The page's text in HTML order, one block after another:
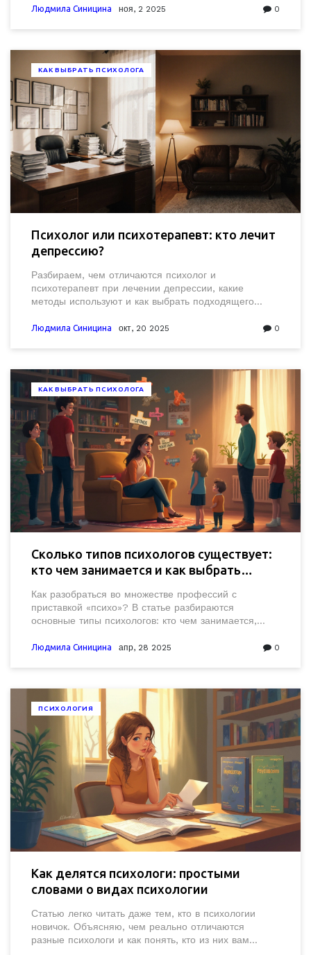
что пора не ждать, а действовать.
Людмила Синицина ноя, 2 2025 0
КАК ВЫБРАТЬ ПСИХОЛОГА
Психолог или психотерапевт: кто лечит
депрессию?
Разбираем, чем отличаются психолог и
психотерапевт при лечении депрессии, какие
методы используют и как выбрать подходящего
Людмила Синицина окт, 20 2025 0
КАК ВЫБРАТЬ ПСИХОЛОГА
Сколько типов психологов существует:
кто чем занимается и как выбрать
Как разобраться во множестве профессий с
приставкой «психо»? В статье разбираются
основные типы психологов: кто чем занимается,
специалист от другого. Приведены реальные
развенчиваем устойчивые мифы. Эта статья
поможет не запутаться и сделать выбор с умом.
Людмила Синицина апр, 28 2025 0
ПСИХОЛОГИЯ
Как делятся психологи: простыми
словами о видах психологии
Статью легко читать даже тем, кто в психологии
новичок. Объясняю, чем реально отличаются
разные психологи и как понять, кто из них вам